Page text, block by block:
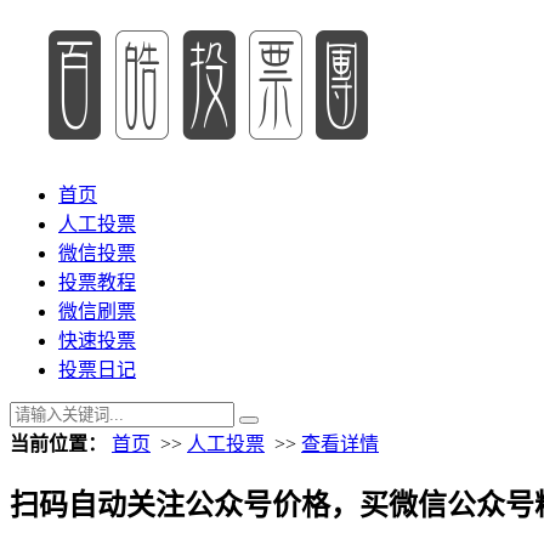
首页
人工投票
微信投票
投票教程
微信刷票
快速投票
投票日记
当前位置： 首页 >> 人工投票 >> 查看详情
扫码自动关注公众号价格，买微信公众号